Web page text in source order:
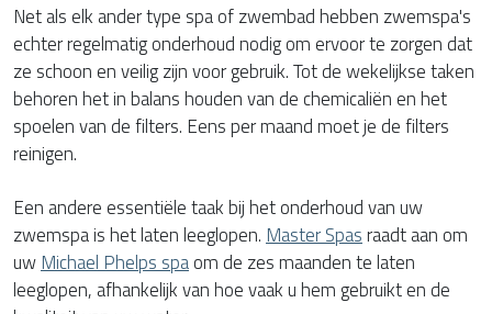
Net als elk ander type spa of zwembad hebben zwemspa's
echter regelmatig onderhoud nodig om ervoor te zorgen dat
ze schoon en veilig zijn voor gebruik. Tot de wekelijkse taken
behoren het in balans houden van de chemicaliën en het
spoelen van de filters. Eens per maand moet je de filters
reinigen.
Een andere essentiële taak bij het onderhoud van uw
zwemspa is het laten leeglopen. Master Spasraadt aan om
uw Michael Phelps spaom de zes maanden te laten
leeglopen, afhankelijk van hoe vaak u hem gebruikt en de